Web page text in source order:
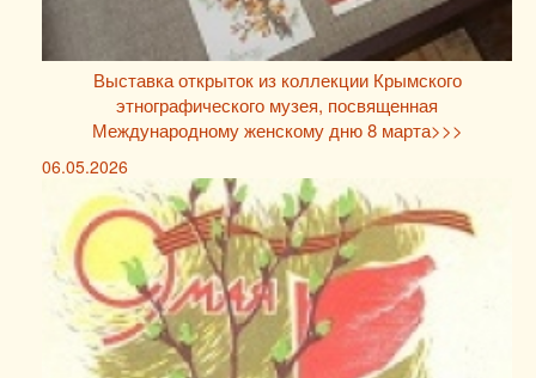
Выставка открыток из коллекции Крымского
этнографического музея, посвященная
Международному женскому дню 8 марта>>>
06.05.2026